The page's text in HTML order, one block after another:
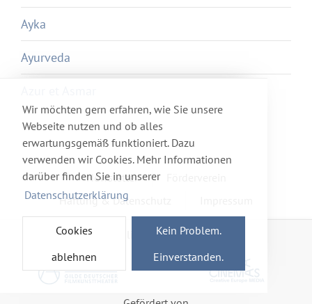
Wir möchten gern erfahren, wie Sie unsere
Webseite nutzen und ob alles
erwartungsgemäß funktioniert. Dazu
verwenden wir Cookies. Mehr Informationen
darüber finden Sie in unserer
Datenschutzerklärung
Cookies
ablehnen
Kein Problem.
Einverstanden.
Ayka
Ayurveda
Newsletter
Haftung & Datenschutz
Mitglied im Netzwerk